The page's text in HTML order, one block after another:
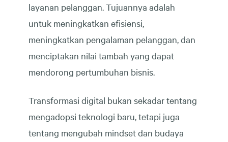
layanan pelanggan. Tujuannya adalah
untuk meningkatkan efisiensi,
meningkatkan pengalaman pelanggan, dan
menciptakan nilai tambah yang dapat
mendorong pertumbuhan bisnis.
Transformasi digital bukan sekadar tentang
mengadopsi teknologi baru, tetapi juga
tentang mengubah mindset dan budaya